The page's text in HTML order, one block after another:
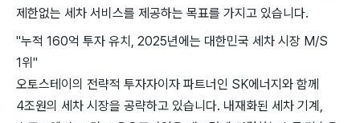
제한없는 세차 서비스를 제공하는 목표를 가지고 있습니다.
"누적 160억 투자 유치, 2025년에는 대한민국 세차 시장 M/S
1위"
오토스테이의 전략적 투자자이자 파트너인 SK에너지와 함께
4조원의 세차 시장을 공략하고 있습니다. 내재화된 세차 기계,